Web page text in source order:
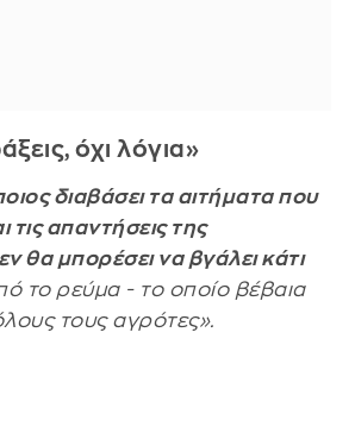
όχι λόγια»
διαβάσει τα αιτήματα που
τις απαντήσεις της
θα μπορέσει να βγάλει κάτι
το ρεύμα - το οποίο βέβαια
τους αγρότες».